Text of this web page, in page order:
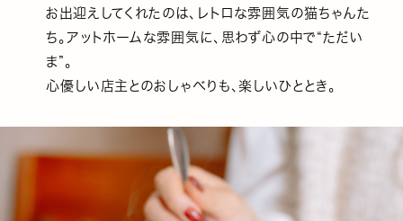
お出迎えしてくれたのは、レトロな雰囲気の猫ちゃんた
ち。アットホームな雰囲気に、思わず心の中で“ただい
ま”。
心優しい店主とのおしゃべりも、楽しいひととき。